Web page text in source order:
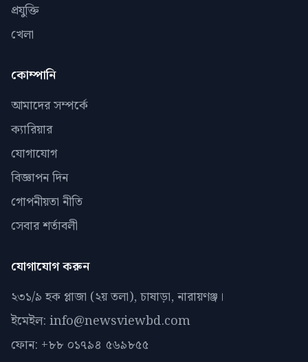
প্রযুক্তি
খেলা
কোম্পানি
আমাদের সম্পর্কে
ক্যারিয়ার
যোগাযোগ
বিজ্ঞাপন দিন
গোপনীয়তা নীতি
সেবার শর্তাবলী
যোগাযোগ করুন
২৩১/৯ হক প্লাজা (২য় তলা), চাষাড়া, নারায়ণঞ্জ।
ইমেইল: info@newsviewbd.com
ফোন: +৮৮ ০১৭৯৪ ৫৬৯৮৫৫